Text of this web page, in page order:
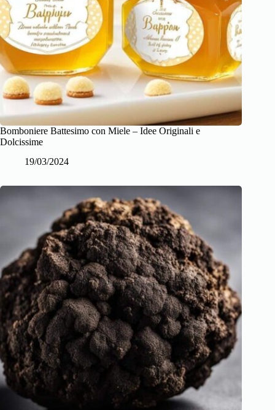
Bomboniere Battesimo con Miele – Idee Originali e
Dolcissime
19/03/2024